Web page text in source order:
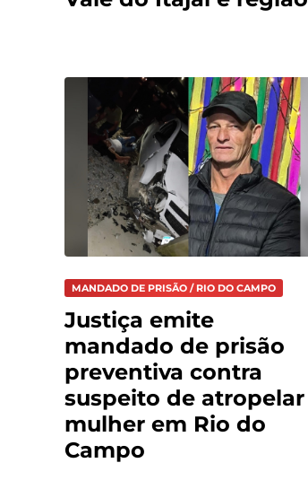
MANDADO DE PRISÃO / RIO DO CAMPO
Justiça emite
mandado de prisão
preventiva contra
suspeito de atropelar
mulher em Rio do
Campo